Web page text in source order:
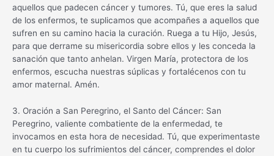
aquellos que padecen cáncer y tumores. Tú, que eres la salud
de los enfermos, te suplicamos que acompañes a aquellos que
sufren en su camino hacia la curación. Ruega a tu Hijo, Jesús,
para que derrame su misericordia sobre ellos y les conceda la
sanación que tanto anhelan. Virgen María, protectora de los
enfermos, escucha nuestras súplicas y fortalécenos con tu
amor maternal. Amén.
3. Oración a San Peregrino, el Santo del Cáncer: San
Peregrino, valiente combatiente de la enfermedad, te
invocamos en esta hora de necesidad. Tú, que experimentaste
en tu cuerpo los sufrimientos del cáncer, comprendes el dolor